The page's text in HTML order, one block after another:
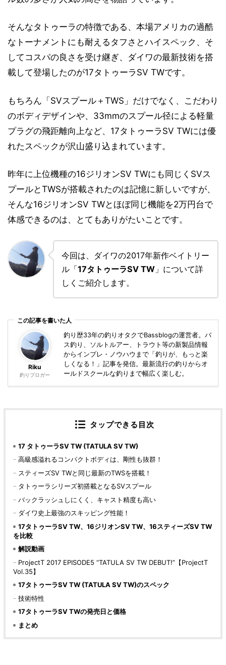
そんなタトゥーラの特徴である、本場アメリカの過酷
なトーナメントにも耐えるタフさとハイスペック、そ
してコスパの良さを受け継ぎ、ダイワの最新技術を搭
載して登場したのが17タトゥーラSV TWです。
もちろん「SVスプール＋TWS」だけでなく、こだわり
のボディデザインや、33mmのスプール径による軽量
プラグの飛距離向上など、17タトゥーラSV TWには優
れたスペックが沢山盛り込まれています。
昨年に上位機種の16ジリオンSV TWにも同じくSVス
プールとTWSが搭載されたのは記憶に新しいですが、
そんな16ジリオンSV TWとほぼ同じ機能を2万円台で
体感できるのは、とてもありがたいことです。
今回は、ダイワの2017年新作ベイトリー
ル「17タトゥーラSV TW 」について詳
しくご紹介します。
この記事を書いた人
Riku
釣りブロガー
釣り歴33年の釣りオタクでBassblogの運営者。バ
ス釣り、ソルトルアー、トラウト等の新製品情報
からインプレ・ノウハウまで「釣りが、もっと楽
しくなる！」記事を発信。最新流行の釣りからオ
ールドスクールな釣りまで幅広く楽しむ。
タップできる目次
17 タトゥーラSV TW (TATULA SV TW)
高級感溢れるコンパクトボディは、剛性も抜群！
スティーズSV TWと同じ最新のTWSを搭載！
タトゥーラシリーズ初搭載となるSVスプール
バックラッシュしにくく、キャスト精度も高い
ダイワ史上最強のスキッピング性能！
17タトゥーラSV TW、16ジリオンSV TW、16スティーズSV TW
を比較
解説動画
ProjectT 2017 EPISODE5 “TATULA SV TW DEBUT!”【ProjectT
Vol.35】
17タトゥーラSV TW (TATULA SV TW)のスペック
技術特性
17タトゥーラSV TWの発売日と価格
まとめ